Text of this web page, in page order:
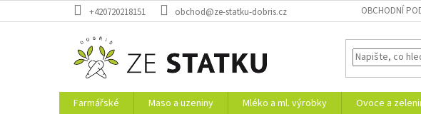
na
+420720218151 obchod@ze-statku-dobris.cz OBCHODNÍ
Farmářské Maso a uzeniny Mléko a ml. výrobky Ovoce a